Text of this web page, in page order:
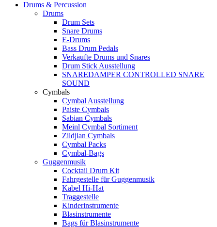
Drums & Percussion
Drums
Drum Sets
Snare Drums
E-Drums
Bass Drum Pedals
Verkaufte Drums und Snares
Drum Stick Ausstellung
SNAREDAMPER CONTROLLED SNARE
SOUND
Cymbals
Cymbal Ausstellung
Paiste Cymbals
Sabian Cymbals
Meinl Cymbal Sortiment
Zildjian Cymbals
Cymbal Packs
Cymbal-Bags
Guggenmusik
Cocktail Drum Kit
Fahrgestelle für Guggenmusik
Kabel Hi-Hat
Traggestelle
Kinderinstrumente
Blasinstrumente
Bags für Blasinstrumente